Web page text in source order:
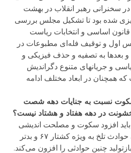
سخنرانی رهبر انقلاب در بهشت
شده بود تا تشکیل مجلس بررسی
اساسی و انتخابات ریاست
اول و توقیف فله‌ای مطبوعات در
آغاز شد و بعد‌ها به تصفیه و حذف فیزیکی و
و جریانهای متنوع دگراندیش
همچنان در ابعاد مختلف ادامه
نسبت به جنایات دهه شصت
خشونت در دهه هفتاد و هشتاد نیست؟
باید افزود سکوت و مصلحت اندیشی
نامعقول و فراموشی آن حوادث تلخ به ویژه کشتار ۶۷ و بد‌تر
چنین حوادثی را افزون می‌کند.